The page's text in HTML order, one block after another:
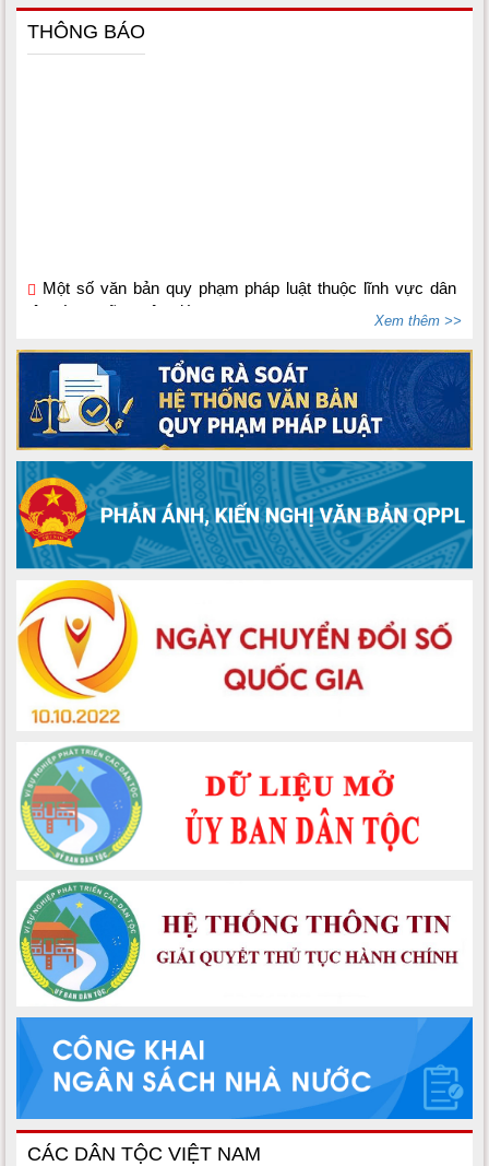
THÔNG BÁO
tộc, tín ngưỡng, tôn giáo (15/07/2026)
Bộ Dân tộc và Tôn giáo ban hành Thông tư số
Xem thêm >>
CÁC DÂN TỘC VIỆT NAM